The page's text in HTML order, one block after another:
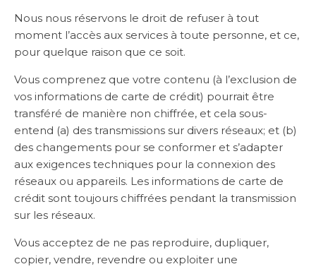
Nous nous réservons le droit de refuser à tout
moment l’accès aux services à toute personne, et ce,
pour quelque raison que ce soit.
Vous comprenez que votre contenu (à l’exclusion de
vos informations de carte de crédit) pourrait être
transféré de manière non chiffrée, et cela sous-
entend (a) des transmissions sur divers réseaux; et (b)
des changements pour se conformer et s’adapter
aux exigences techniques pour la connexion des
réseaux ou appareils. Les informations de carte de
crédit sont toujours chiffrées pendant la transmission
sur les réseaux.
Vous acceptez de ne pas reproduire, dupliquer,
copier, vendre, revendre ou exploiter une